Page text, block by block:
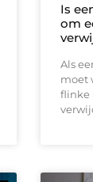
Is
om
Als
moet
flinke